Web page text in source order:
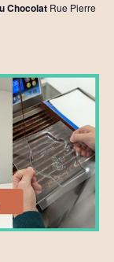
Chocolat Rue Pierre